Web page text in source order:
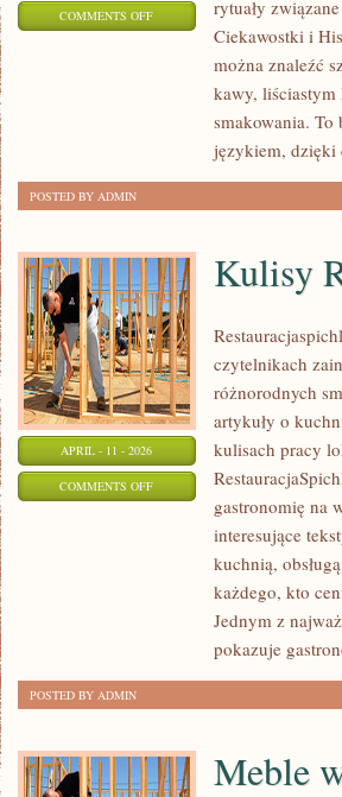
COMMENTS OFFON
rytuały
Ciekawostki i
można znaleźć
kawy, liściastym
smakowania.
językiem, dzięki
POSTED BY ADMIN
APRIL - 11 - 2026
COMMENTS OFFON
RESTAURACJI
Kulisy
czytelnikach
różnorodnych
artykuły o
kulisach pracy
gastronomię na
interesujące
kuchnią,
każdego, kto
Jednym z
pokazuje
POSTED BY ADMIN
Meble